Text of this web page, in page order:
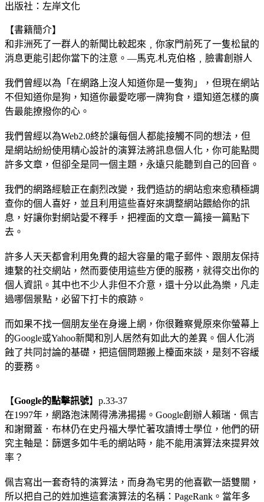
出版社：左岸文化
【書籍簡介】
和非洲死了一群人的新聞比較起來﹐你家門前死了一隻松鼠的
消息更能引起你當下的注意。—馬克.札克伯格﹐臉書創辦人
我們曾經以為「在網路上沒人知道你是一隻狗」，但現在網站
不但知道你是狗，知道你最愛吃哪一牌狗食，還知道怎樣的廣
告最能撩撥你的心。
我們曾經以為Web2.0終於讓每個人都能接觸不同的想法，但
是網站紛紛使用精心設計的演算法將訊息個人化，你可能點閱
許多文章，但卻全是同一個主題，永遠只能聽到自己的回音。
我們的網路經驗正在劇烈改變，我們造訪的網站愈來愈積極調
查你的個人喜好，並且利用這些喜好來調整網站餵給你的訊
息，好讓你對網站愛不釋手，把裡面的文章一篇接一篇點下
去。
許多人天天都會利用免費的超大容量的電子郵件、跟朋友保持
連繫的社交網站，然而要使用這些方便的服務，就得交出你的
個人資訊。其中也不少人非但不介意，還十分以此為樂，凡走
過哪個景點，必留下打卡的痕跡。
而如果不找一個朋友坐在身邊上網，你很難察覺原來你螢幕上
的Google或Yahoo新聞和別人居然有如此大的差異。個人化消
蝕了共同討論的基礎，把這個問題搬上檯面來談，是刻不容緩
的要務。
【Google的點擊訊號】p.33-37
在1997年，網路泡沫鬧得沸沸揚揚。Google創辦人賴瑞．佩吉
和謝爾蓋．布林仍在史丹福大學忙著攻讀博士學位，他們的研
究主軸是：篩選多如牛毛的網站時，能不能用演算法來提昇效
率？
佩吉寫出一套奇特的演算法，而身為宅男的他喜歡一語雙關，
所以把自己的姓加進這套演算法的名稱：PageRank。當年多